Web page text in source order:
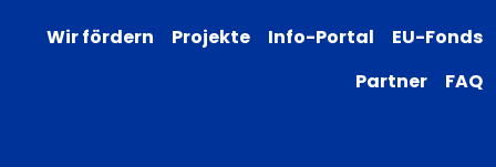
Wir fördern Projekte Info-Portal
EU-Fonds
Partner
FAQ